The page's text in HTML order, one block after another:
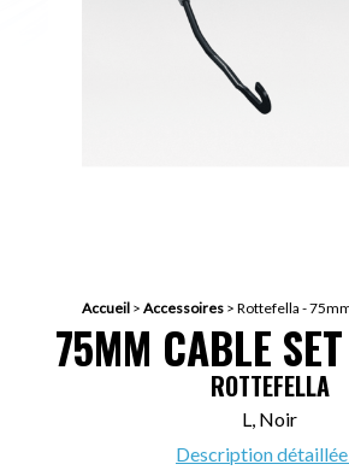
Accueil > Accessoires > Rottefella -
75MM CABLE
ROTTEFELLA
L, Noir
Description détaillée